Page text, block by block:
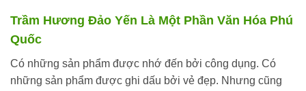
Trầm Hương Đảo Yến Là Một Phần Văn Hóa Phú
Quốc
Có những sản phẩm được nhớ đến bởi công dụng. Có
những sản phẩm được ghi dấu bởi vẻ đẹp. Nhưng cũng